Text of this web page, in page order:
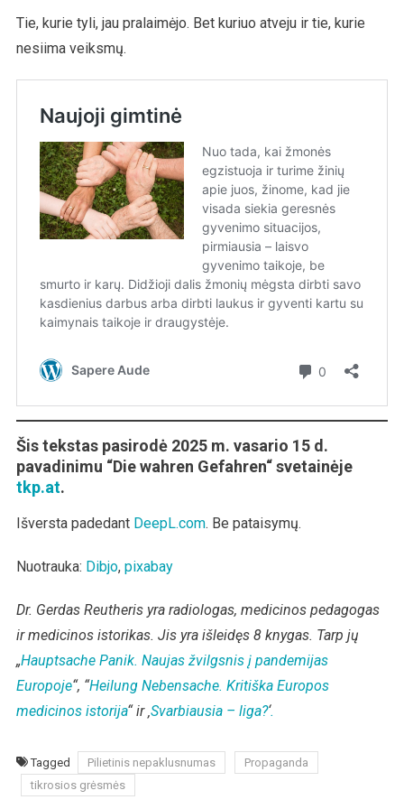
Tie, kurie tyli, jau pralaimėjo. Bet kuriuo atveju ir tie, kurie
nesiima veiksmų.
Šis tekstas pasirodė 2025 m. vasario 15 d.
pavadinimu “Die wahren Gefahren“ svetainėje
tkp.at.
Išversta padedant DeepL.com. Be pataisymų.
Nuotrauka: Dibjo, pixabay
Dr. Gerdas Reutheris yra radiologas, medicinos pedagogas
ir medicinos istorikas. Jis yra išleidęs 8 knygas. Tarp jų
„Hauptsache Panik. Naujas žvilgsnis į pandemijas
Europoje“, “Heilung Nebensache. Kritiška Europos
medicinos istorija“ ir ‚Svarbiausia – liga?‘.
Tagged Pilietinis nepaklusnumas
Propaganda
tikrosios grėsmės